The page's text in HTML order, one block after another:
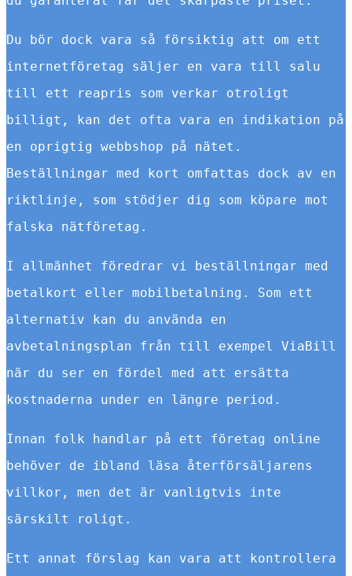
Du bör dock vara så försiktig att om ett
internetföretag säljer en vara till salu
till ett reapris som verkar otroligt
billigt, kan det ofta vara en indikation på
en oprigtig webbshop på nätet.
Beställningar med kort omfattas dock av en
riktlinje, som stödjer dig som köpare mot
falska nätföretag.
I allmänhet föredrar vi beställningar med
betalkort eller mobilbetalning. Som ett
alternativ kan du använda en
avbetalningsplan från till exempel ViaBill
när du ser en fördel med att ersätta
kostnaderna under en längre period.
Innan folk handlar på ett företag online
behöver de ibland läsa återförsäljarens
villkor, men det är vanligtvis inte
särskilt roligt.
Ett annat förslag kan vara att kontrollera